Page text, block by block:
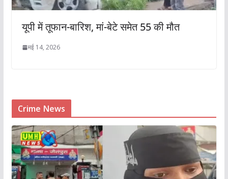
यूपी में तूफान-बारिश, मां-बेटे समेत 55 की मौत
मई 14, 2026
Crime News